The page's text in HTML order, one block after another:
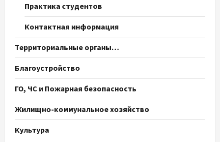
Практика студентов
Контактная информация
Территориальные органы…
Благоустройство
ГО, ЧС и Пожарная безопасность
Жилищно-коммунальное хозяйство
Культура